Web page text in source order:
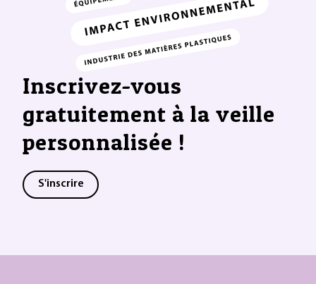
Inscrivez-vous
gratuitement à la veille
personnalisée !
S'inscrire